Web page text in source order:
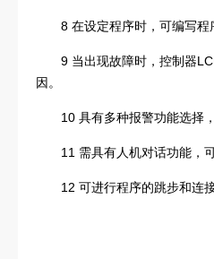
8 在设定程序时，可编写程
9 当出现故障时，控制器
因。
10 具有多种报警功能选择
11 需具有人机对话功能，
12 可进行程序的跳步和连